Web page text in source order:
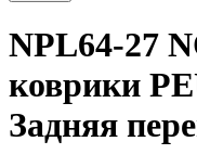
NPL64-27
коврики
Задняя